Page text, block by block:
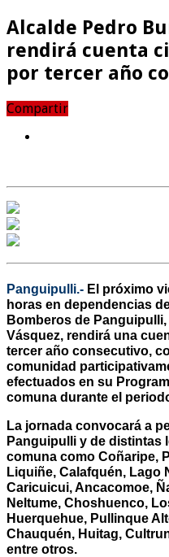
Alcalde Pedro
rendirá cuenta
por tercer año
Compartir
Panguipulli.- El próximo
horas en dependencias
Bomberos de
Vásquez, rendirá una
tercer año consecutivo,
comunidad
efectuados en su
comuna durante el
La jornada convocará a
Panguipulli y de distintas
comuna como Coñaripe,
Liquiñe, Calafquén, Lago
Caricuicui, Ancacomoe,
Neltume, Choshuenco,
Huerquehue, Pullinque
Chauquén, Huitag,
entre otros.